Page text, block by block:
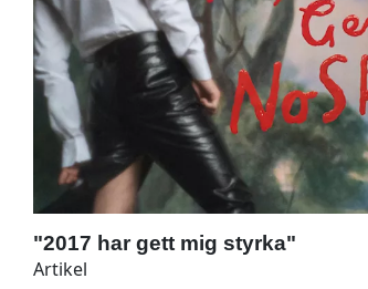
"2017 har gett mig styrka"
Artikel